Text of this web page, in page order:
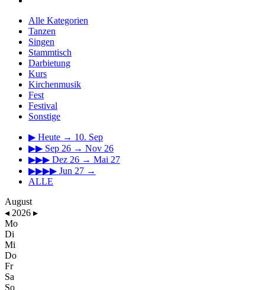
Alle Kategorien
Tanzen
Singen
Stammtisch
Darbietung
Kurs
Kirchenmusik
Fest
Festival
Sonstige
▶ Heute → 10. Sep
▶▶ Sep 26 → Nov 26
▶▶▶ Dez 26 → Mai 27
▶▶▶▶ Jun 27 →
ALLE
August
◂ 2026 ▸
Mo
Di
Mi
Do
Fr
Sa
So